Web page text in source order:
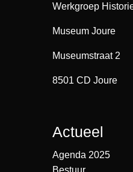
Werkgroep
Museum Joure
Museumstraat 2
8501 CD Joure
Actueel
Agenda 2025